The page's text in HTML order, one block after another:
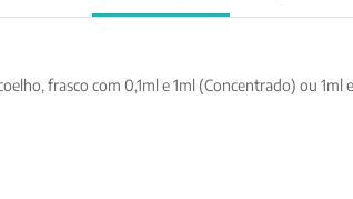
frasco com 0,1ml e 1ml (Concentrado) ou